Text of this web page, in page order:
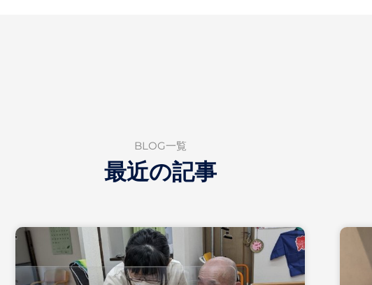
BLOG一覧
最近の記事